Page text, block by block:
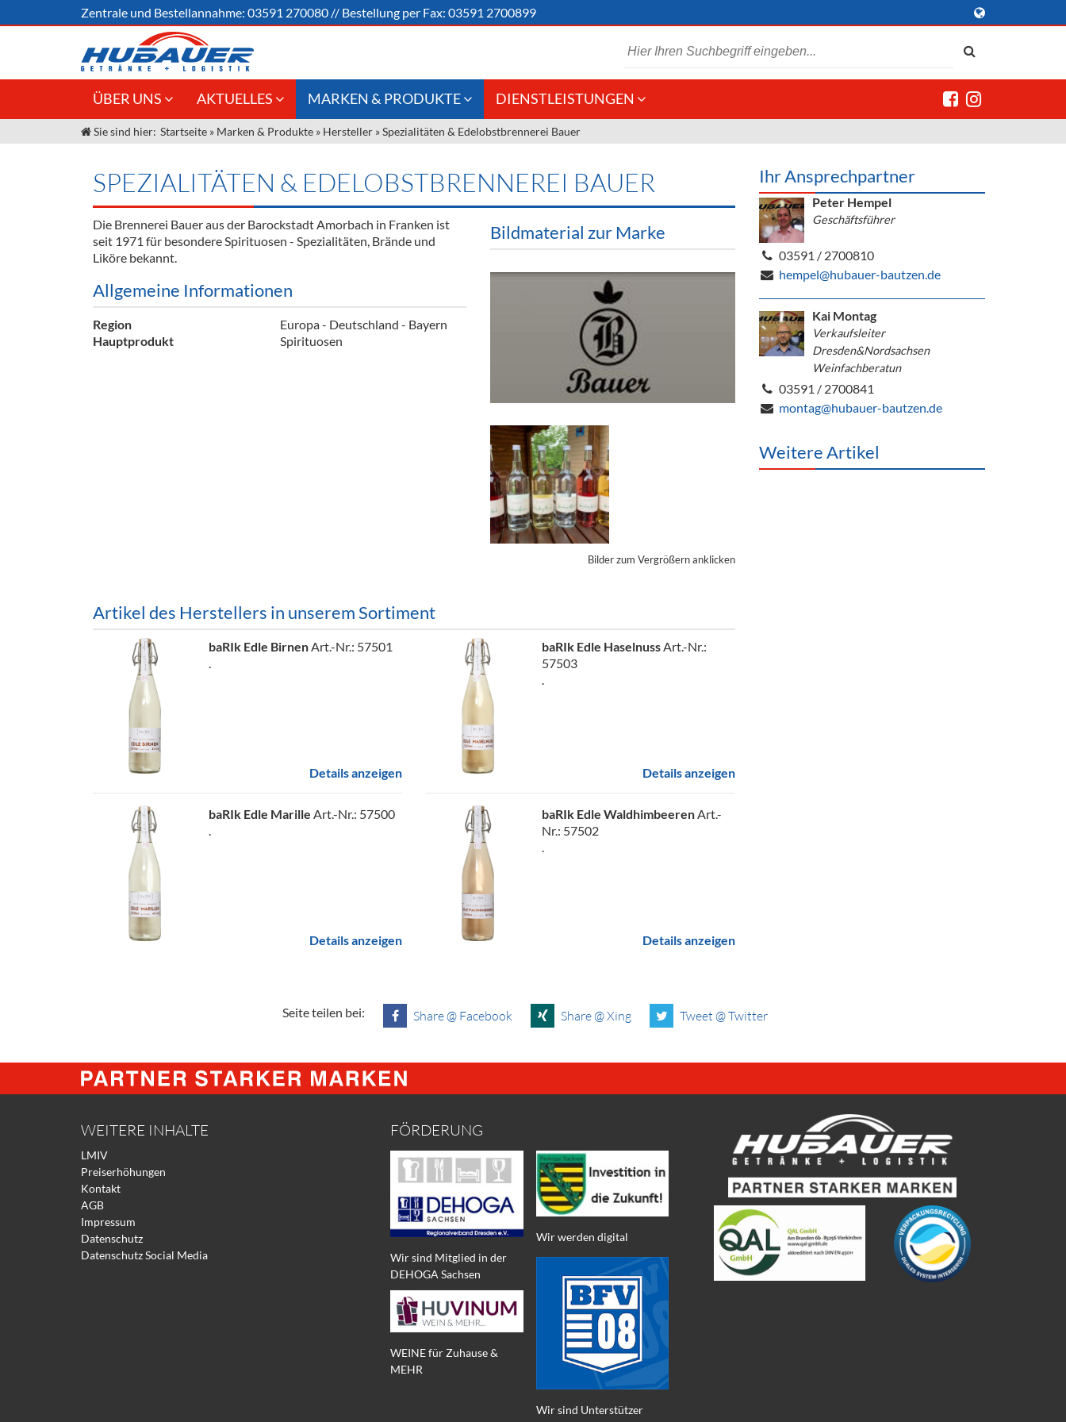
Zentrale und Bestellannahme: 03591 270080 // Bestellung per Fax: 03591 2700899
ÜBER UNS
Jobs
Unser Team
Kontakt
AKTUELLES
Angebote Gastronomie &
Gastronomie
Innovation - Die Neue Art des
Bierzapfens "DroughtMaster"
Neuigkeiten
MARKEN & PRODUKTE
Weine & Schaumwein
Spirituosen
Bier
Fassbier + Zubehör
Kaffee
DIENSTLEISTUNGEN
Kommisionskauf &
Fremddienstleistungen
Sie sind hier: Startseite » Marken & Produkte » Hersteller »Spezialitäten & Edelobstbrennerei Bauer
SPEZIALITÄTEN & EDELOBSTBRENNEREI BAUER
Die Brennerei Bauer aus der Barockstadt Amorbach in Franken ist
seit 1971 für besondere Spirituosen - Spezialitäten, Brände und
Liköre bekannt.
Allgemeine Informationen
Region
Europa - Deutschland - Bayern
Hauptprodukt
Spirituosen
Bildmaterial zur Marke
Bilder zum Vergrößern anklicken
Artikel des Herstellers in unserem Sortiment
baRIk Edle BirnenArt.-Nr.: 57501
.
Details anzeigen
baRIk Edle HaselnussArt.-Nr.:
57503
.
Details anzeigen
baRIk Edle Marille Art.-Nr.: 57500
.
Details anzeigen
baRIk Edle WaldhimbeerenArt.-
Nr.: 57502
.
Details anzeigen
Ihr Ansprechpartner
Peter Hempel
Geschäftsführer
03591 / 2700810
hempel@hubauer-bautzen.de
Kai Montag
Verkaufsleiter
Dresden&Nordsachsen
Weinfachberatun
03591 / 2700841
montag@hubauer-bautzen.de
Weitere Artikel
Seite teilen bei: Share @ Facebook Share @ Xing Tweet @ Twitter
WEITERE INHALTE
LMIV
Preiserhöhungen
Kontakt
AGB
Impressum
Datenschutz
Datenschutz Social Media
FÖRDERUNG
Wir sind Mitglied in der
DEHOGA Sachsen
WEINE für Zuhause &
MEHR
Wir werden digital
Wir sind Unterstützer